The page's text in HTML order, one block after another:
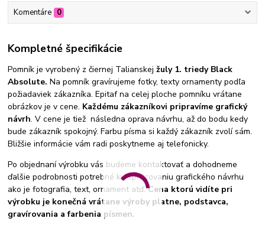
Komentáre 0
Kompletné špecifikácie
Pomník je vyrobený z čiernej Talianskejžuly 1. triedy Black
Absolute. Na pomník gravírujeme fotky, texty ornamenty podľa
požiadaviek zákazníka. Epitaf na celej ploche pomníku vrátane
obrázkov je v cene. Každému zákazníkovi pripravíme grafický
návrh. V cene je tiež následna oprava návrhu, až do bodu kedy
bude zákazník spokojný. Farbu písma si každý zákazník zvolí sám.
Bližšie informácie vám radi poskytneme aj telefonicky.
Po objednaní výrobku vás budeme kontaktovať a dohodneme
ďalšie podrobnosti potrebné ku spracovaniu grafického návrhu
ako je fotografia, text, ornament atď.Cena ktorú vidíte pri
výrobku je konečná vrátane výroby platne, podstavca,
gravírovania a farbenia písmen.